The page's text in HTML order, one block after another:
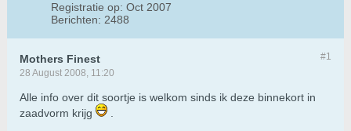
Registratie op: Oct 2007
Berichten: 2488
#1
Mothers Finest
28 August 2008, 11:20
Alle info over dit soortje is welkom sinds ik deze binnekort in
zaadvorm krijg